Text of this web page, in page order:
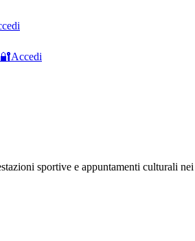
🔐Accedi
sportive e appuntamenti culturali